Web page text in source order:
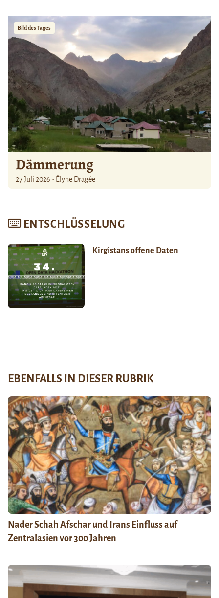
Bild des Tages
Dämmerung
27 Juli 2026 - Élyne Dragée
ENTSCHLÜSSELUNG
Kirgistans offene Daten
EBENFALLS IN DIESER RUBRIK
Nader Schah Afschar und Irans Einfluss auf
Zentralasien vor 300 Jahren